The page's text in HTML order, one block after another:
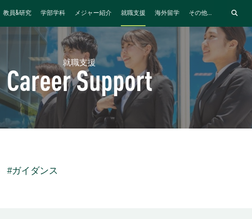
教員&研究 学部学科 メジャー紹介 就職支援 海外留学 その他...
就職支援
Career Support
#ガイダンス